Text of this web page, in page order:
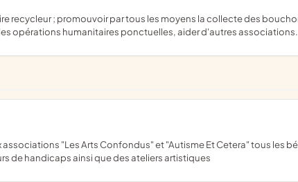
opérations humanitaires ponctuelles, aider d'autres associations.
de handicaps ainsi que des ateliers artistiques